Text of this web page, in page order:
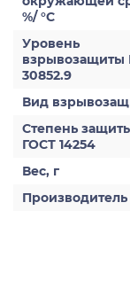
%/ °С
Уровень
взрывозащиты
30852.9
Вид
Степень
ГОСТ 14254
Вес, г
Производитель